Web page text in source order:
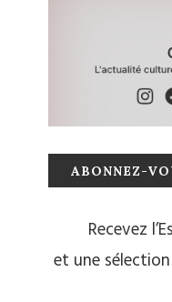
ABONNEZ-
Recevez
et une